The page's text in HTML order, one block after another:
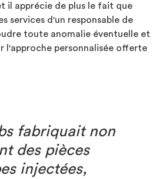
il apprécie de plus le fait que
services d'un responsable de
toute anomalie éventuelle et
l'approche personnalisée offerte
fabriquait non
des pièces
injectées,